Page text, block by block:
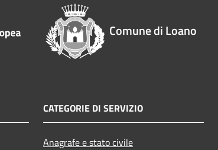
Comune di Loano
CATEGORIE DI SERVIZIO
Anagrafe e stato civile